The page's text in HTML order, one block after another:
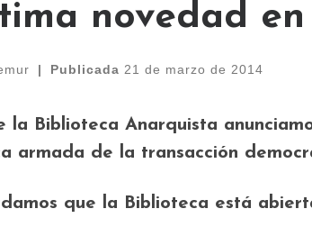
novedad
| Publicada 21 de marzo de 2014
la Biblioteca Anarquista
armada de la transacción
que la Biblioteca está